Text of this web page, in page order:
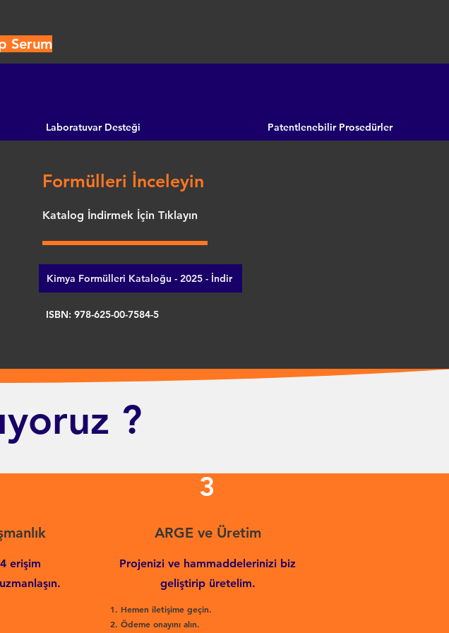
Serum
Laboratuvar Desteği Patentlenebilir Prosedürler
Formülleri İnceleyin
Katalog İndirmek İçin Tıklayın
Kimya Formülleri Kataloğu - 2025 - İndir
ISBN: 978-625-00-7584-5
?
erişim
3
ARGE ve Üretim
Hemen iletişime geçin.
Ödeme onayını alın.
Projenizi ve hammaddelerinizi biz
geliştirip üretelim.